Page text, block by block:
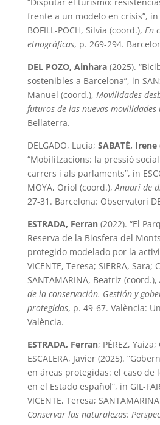
“Disputar el turismo:
frente a un modelo en crisis”, in
BOFILL-POCH, Sílvia (coord.), En
etnográficas, p. 269-294.
DEL POZO, Ainhara(2025).
sostenibles a Barcelona”, in
Manuel (coord.), Movilidades
futuros de las nuevas movilidades
Bellaterra.
DELGADO, Lucía; SABATÉ, Irene
“Mobilitzacions: la pressió
carrers i als parlaments”, in
MOYA, Oriol (coord.),Anuari de
27-31. Barcelona: Observatori
ESTRADA, Ferran(2022). “El
Reserva de la Biosfera del
protegido modelado por la
VICENTE, Teresa; SIERRA, Sara;
SANTAMARINA, Beatriz (coord.),
de la conservación. Gestión y
protegidas, p. 49-67. València:
València.
ESTRADA, Ferran; PÉREZ,
ESCALERA, Javier (2025).
en áreas protegidas: el caso de
en el Estado español”, in GIL-
VICENTE, Teresa;
Conservar las naturalezas: